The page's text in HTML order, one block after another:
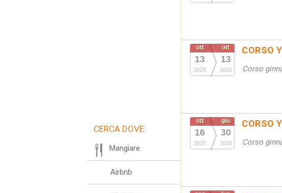
ott
13
2025
ott
13
2026
CORSO
Corso
ott
16
2025
giu
30
2026
CORSO
Corso
CERCA DOVE:
Mangiare
Airbnb